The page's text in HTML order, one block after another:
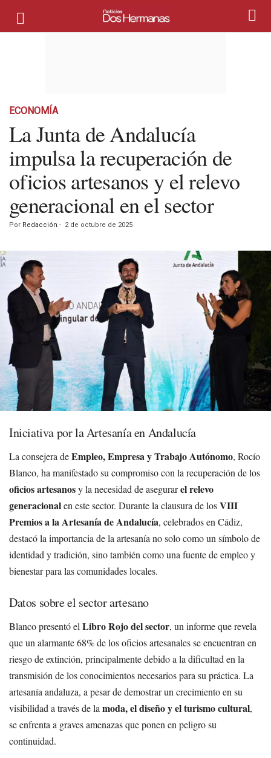
ECONOMÍA
La Junta de Andalucía
impulsa la recuperación de
oficios artesanos y el relevo
generacional en el sector
Por Redacción - 2 de octubre de 2025
Iniciativa por la Artesanía en Andalucía
La consejera deEmpleo, Empresa y Trabajo Autónomo, Rocío
Blanco, ha manifestado su compromiso con la recuperación de los
oficios artesanosy la necesidad de asegurarel relevo
generacionalen este sector. Durante la clausura de losVIII
Premios a la Artesanía de Andalucía, celebrados en Cádiz,
destacó la importancia de la artesanía no solo como un símbolo de
identidad y tradición, sino también como una fuente de empleo y
bienestar para las comunidades locales.
Datos sobre el sector artesano
Blanco presentó el Libro Rojo del sector, un informe que revela
que un alarmante 68% de los oficios artesanales se encuentran en
riesgo de extinción, principalmente debido a la dificultad en la
transmisión de los conocimientos necesarios para su práctica. La
artesanía andaluza, a pesar de demostrar un crecimiento en su
visibilidad a través de la moda, el diseño y el turismo cultural,
se enfrenta a graves amenazas que ponen en peligro su
continuidad.